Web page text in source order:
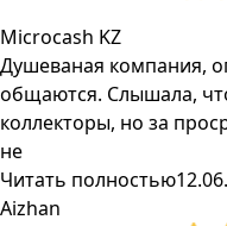
Microcash KZ
Душеваная компания,
общаются. Слышала,
коллекторы, но за
не
Читать полностью
Aizhan